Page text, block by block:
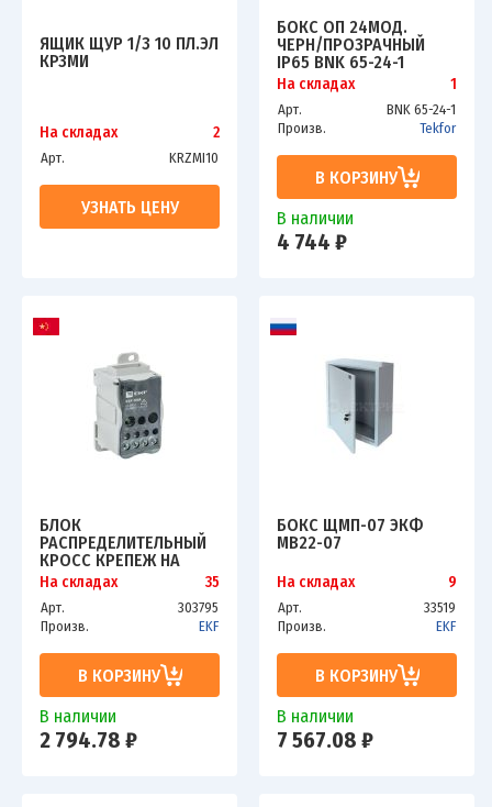
ЯЩИК ЩУР 1/3 10 ПЛ.ЭЛ
КРЗМИ
На складах 2
Арт. KRZMI10
УЗНАТЬ ЦЕНУ
БОКС ОП 24МОД.
ЧЕРН/ПРОЗРАЧНЫЙ
IP65 BNK 65-24-1
TEKFOR
На складах 1
Арт.
BNK 65-24-1
Произв.
Tekfor
В КОРЗИНУ
В наличии
4 744 ₽
БЛОК
РАСПРЕДЕЛИТЕЛЬНЫЙ
КРОСС КРЕПЕЖ НА
ПАНЕЛЬ И DIN КБР-250А
EKF PLC-KBR250
На складах 35
Арт.
303795
Произв.
EKF
В КОРЗИНУ
В наличии
2 794.78 ₽
БОКС ЩМП-07 ЭКФ
MB22-07
На складах 9
Арт.
33519
Произв.
EKF
В КОРЗИНУ
В наличии
7 567.08 ₽